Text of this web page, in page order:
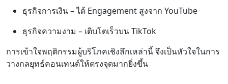
ธุรกิจการเงิน – ได้ Engagement สูงจาก YouTube
ธุรกิจความงาม – เติบโตเร็วบน TikTok
การเข้าใจพฤติกรรมผู้บริโภคเชิงลึกเหล่านี้ จึงเป็นหัวใจในการ
วางกลยุทธ์คอนเทนต์ให้ตรงจุดมากยิ่งขึ้น